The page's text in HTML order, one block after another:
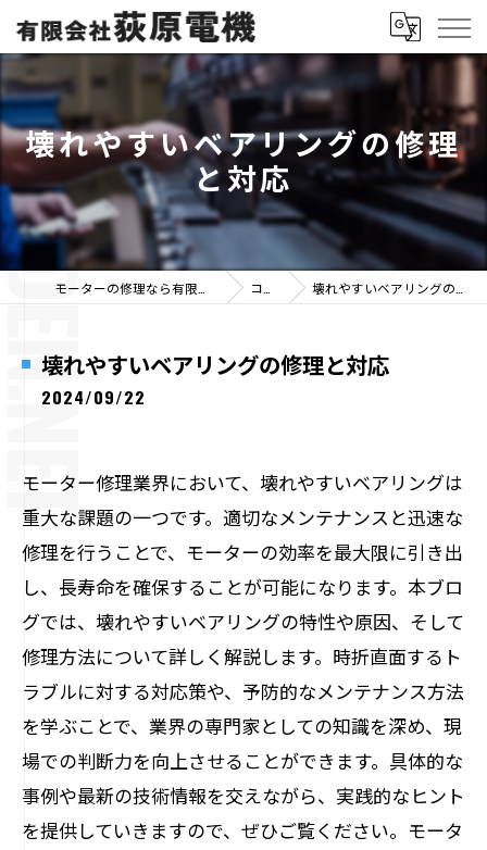
壊れやすいベアリングの修理
と対応
コラム 壊れやすいベアリングの修理と対応
壊れやすいベアリングの修理と対応
2024/09/22
モーター修理業界において、壊れやすいベアリングは
重大な課題の一つです。適切なメンテナンスと迅速な
修理を行うことで、モーターの効率を最大限に引き出
し、長寿命を確保することが可能になります。本ブロ
グでは、壊れやすいベアリングの特性や原因、そして
修理方法について詳しく解説します。時折直面するト
ラブルに対する対応策や、予防的なメンテナンス方法
を学ぶことで、業界の専門家としての知識を深め、現
場での判断力を向上させることができます。具体的な
事例や最新の技術情報を交えながら、実践的なヒント
を提供していきますので、ぜひご覧ください。モータ